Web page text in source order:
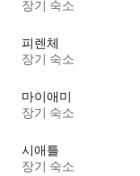
장기 숙소
피렌체
장기 숙소
마이애미
장기 숙소
시애틀
장기 숙소